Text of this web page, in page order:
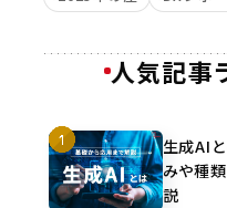
人気記事
生成AI
みや種
説